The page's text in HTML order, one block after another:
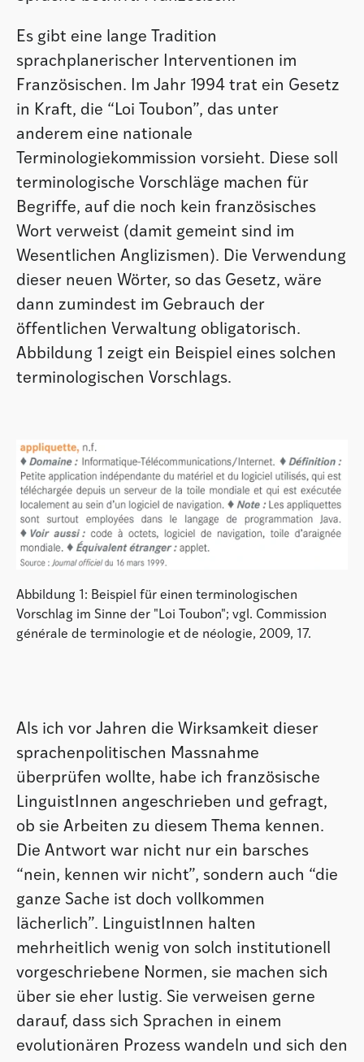
Es gibt eine lange Tradition
sprachplanerischer Interventionen im
Französischen. Im Jahr 1994 trat ein Gesetz
in Kraft, die “Loi Toubon”, das unter
anderem eine nationale
Terminologiekommission vorsieht. Diese soll
terminologische Vorschläge machen für
Begriffe, auf die noch kein französisches
Wort verweist (damit gemeint sind im
Wesentlichen Anglizismen). Die Verwendung
dieser neuen Wörter, so das Gesetz, wäre
dann zumindest im Gebrauch der
öffentlichen Verwaltung obligatorisch.
Abbildung 1 zeigt ein Beispiel eines solchen
terminologischen Vorschlags.
Abbildung 1: Beispiel für einen terminologischen
Vorschlag im Sinne der "Loi Toubon"; vgl. Commission
générale de terminologie et de néologie, 2009, 17.
Als ich vor Jahren die Wirksamkeit dieser
sprachenpolitischen Massnahme
überprüfen wollte, habe ich französische
LinguistInnen angeschrieben und gefragt,
ob sie Arbeiten zu diesem Thema kennen.
Die Antwort war nicht nur ein barsches
“nein, kennen wir nicht”, sondern auch “die
ganze Sache ist doch vollkommen
lächerlich”. LinguistInnen halten
mehrheitlich wenig von solch institutionell
vorgeschriebene Normen, sie machen sich
über sie eher lustig. Sie verweisen gerne
darauf, dass sich Sprachen in einem
evolutionären Prozess wandeln und sich den